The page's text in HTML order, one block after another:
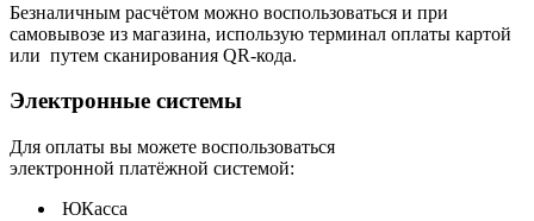
Безналичным расчётом можно воспользоваться и при
самовывозе из магазина, использую терминал оплаты картой
или путем сканирования QR-кода.
Электронные системы
Для оплаты вы можете воспользоваться
электронной платёжной системой:
ЮКасса